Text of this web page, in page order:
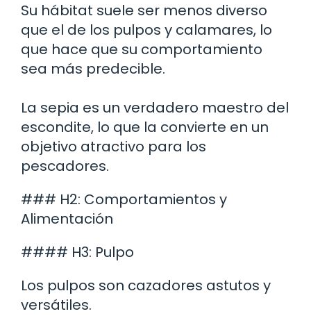
Su hábitat suele ser menos diverso
que el de los pulpos y calamares, lo
que hace que su comportamiento
sea más predecible.
La sepia es un verdadero maestro del
escondite, lo que la convierte en un
objetivo atractivo para los
pescadores.
### H2: Comportamientos y
Alimentación
#### H3: Pulpo
Los pulpos son cazadores astutos y
versátiles.